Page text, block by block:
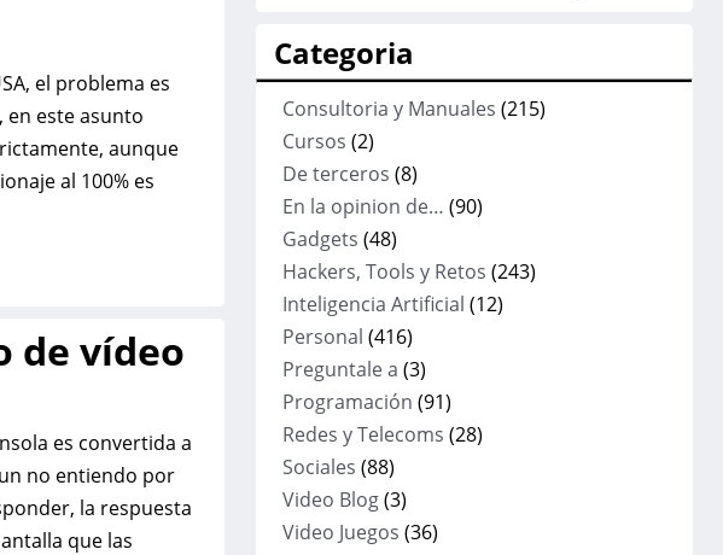
el problema es
este asunto
aunque
al 100% es
de vídeo
es convertida a
no entiendo por
la respuesta
que las
Categoria
Consultoria y Manuales (215)
Cursos (2)
De terceros (8)
En la opinion de… (90)
Gadgets (48)
Hackers, Tools y Retos (243)
Inteligencia Artificial (12)
Personal (416)
Preguntale a (3)
Programación (91)
Redes y Telecoms (28)
Sociales (88)
Video Blog(3)
Video Juegos (36)